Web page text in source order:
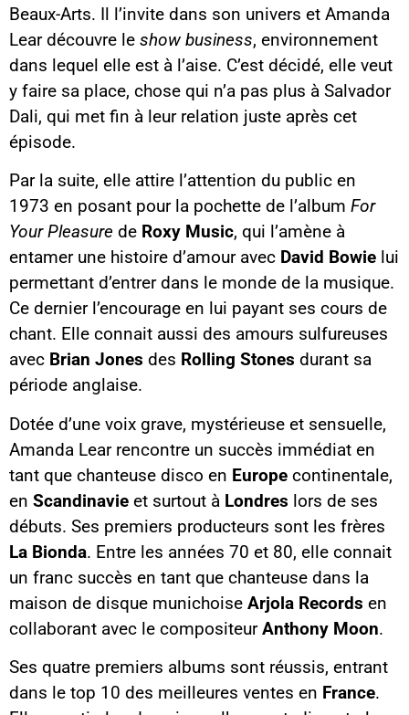
Beaux-Arts. Il l’invite dans son univers et Amanda
Lear découvre le show business, environnement
dans lequel elle est à l’aise. C’est décidé, elle veut
y faire sa place, chose qui n’a pas plus à Salvador
Dali, qui met fin à leur relation juste après cet
épisode.
Par la suite, elle attire l’attention du public en
1973 en posant pour la pochette de l’album For
Your Pleasure de Roxy Music, qui l’amène à
entamer une histoire d’amour avec David Bowie lui
permettant d’entrer dans le monde de la musique.
Ce dernier l’encourage en lui payant ses cours de
chant. Elle connait aussi des amours sulfureuses
avec Brian Jones des Rolling Stones durant sa
période anglaise.
Dotée d’une voix grave, mystérieuse et sensuelle,
Amanda Lear rencontre un succès immédiat en
tant que chanteuse disco en Europe continentale,
en Scandinavie et surtout à Londres lors de ses
débuts. Ses premiers producteurs sont les frères
La Bionda. Entre les années 70 et 80, elle connait
un franc succès en tant que chanteuse dans la
maison de disque munichoise Arjola Records en
collaborant avec le compositeurAnthony Moon.
Ses quatre premiers albums sont réussis, entrant
dans le top 10 des meilleures ventes en France.